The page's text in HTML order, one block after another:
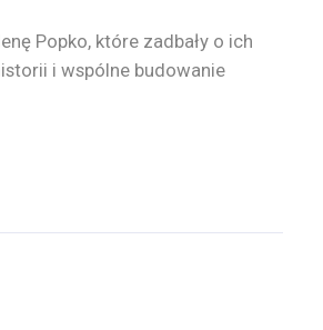
Popko, które zadbały o ich
i wspólne budowanie